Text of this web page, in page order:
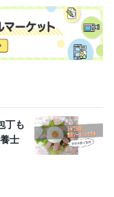
養計算
レシピ作成
年2月
丁も
士